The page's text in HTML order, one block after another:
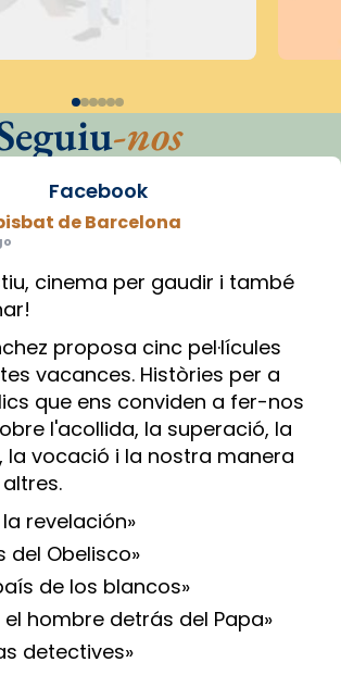
-nos
Facebook
de Barcelona
cinema per gaudir i també
proposa cinc pel·lícules
vacances. Històries per a
que ens conviden a fer-nos
l'acollida, la superació, la
la vocació i la nostra manera
la revelación»
del Obelisco»
de los blancos»
el hombre detrás del Papa»
detectives»